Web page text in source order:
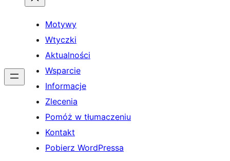
Motywy
Wtyczki
Aktualności
Wsparcie
Informacje
Zlecenia
Pomóż w tłumaczeniu
Kontakt
Pobierz WordPressa